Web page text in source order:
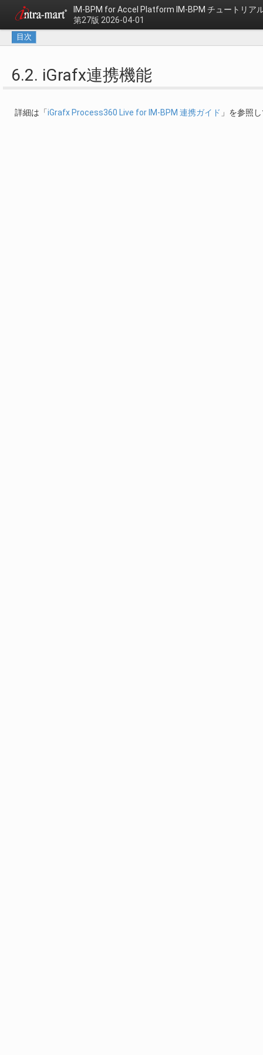
IM-BPM for Accel Platform IM-BPM チュートリア
第27版 2026-04-01
目次
6.2. iGrafx連携機能
詳細は「iGrafx Process360 Live for IM-BPM 連携ガイド 」を参照